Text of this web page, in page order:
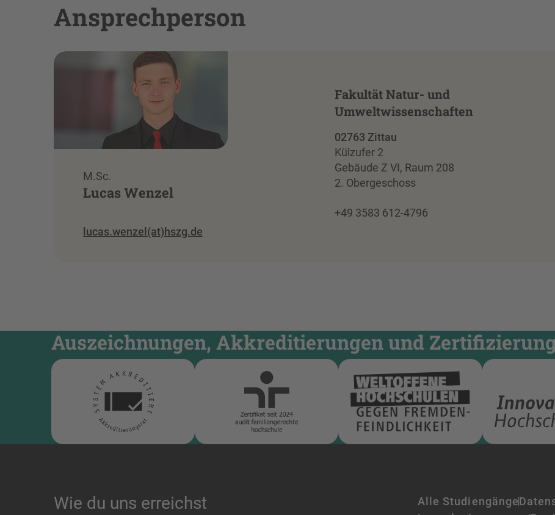
Ansprechperson
M.Sc.
Lucas Wenzel
lucas.wenzel(at)hszg.de
Fakultät Natur- und
Umweltwissenschaften
02763 Zittau
Külzufer 2
Gebäude Z VI, Raum 208
2. Obergeschoss
+49 3583 612-4796
Auszeichnungen, Akkreditierungen und
Wie du uns erreichst Alle Studiengänge